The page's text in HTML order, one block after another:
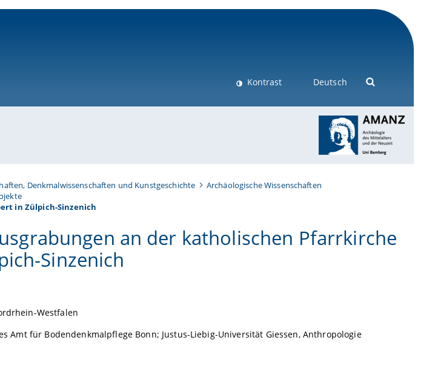
Kontrast Deutsch
Denkmalwissenschaften und Kunstgeschichte
Archäologische Wissenschaften
in Zülpich-Sinzenich
an der katholischen Pfarrkirche
Sinzenich
Westfalen
Amt für Bodendenkmalpflege Bonn; Justus-Liebig-Universität Giessen, Anthropologie